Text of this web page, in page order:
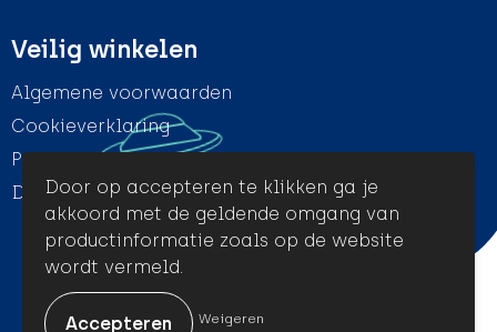
Veilig winkelen
Algemene voorwaarden
Cookieverklaring
Privacyverklaring
Disclaimer
Door op accepteren te klikken ga je
akkoord met de geldende omgang van
productinformatie zoals op de website
wordt vermeld.
Weigeren